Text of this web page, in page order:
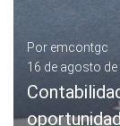
Por emcontgc
16 de agosto de